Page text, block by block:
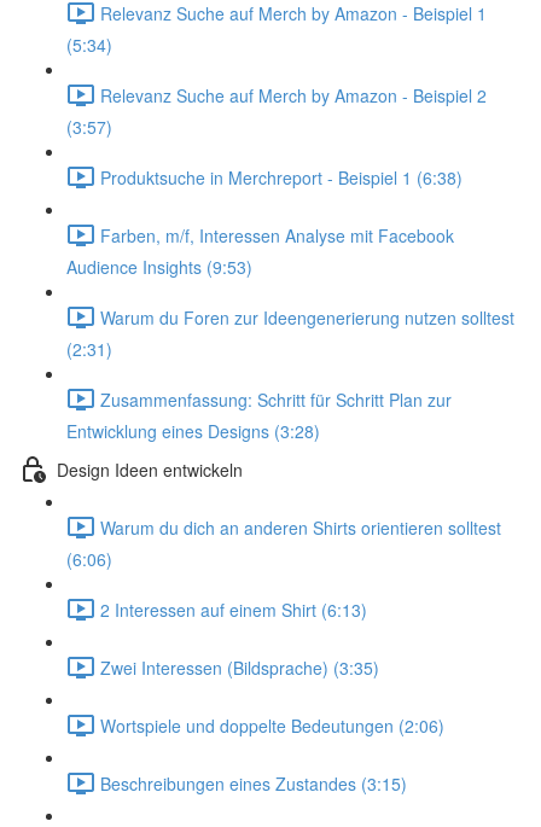
Relevanz Suche auf Merch by Amazon - Beispiel 1
(5:34)
Relevanz Suche auf Merch by Amazon - Beispiel 2
(3:57)
Produktsuche in Merchreport - Beispiel 1 (6:38)
Farben, m/f, Interessen Analyse mit Facebook
Audience Insights (9:53)
Warum du Foren zur Ideengenerierung nutzen solltest
(2:31)
Zusammenfassung: Schritt für Schritt Plan zur
Entwicklung eines Designs (3:28)
Design Ideen entwickeln
Warum du dich an anderen Shirts orientieren solltest
(6:06)
2 Interessen auf einem Shirt (6:13)
Zwei Interessen (Bildsprache) (3:35)
Wortspiele und doppelte Bedeutungen (2:06)
Beschreibungen eines Zustandes (3:15)